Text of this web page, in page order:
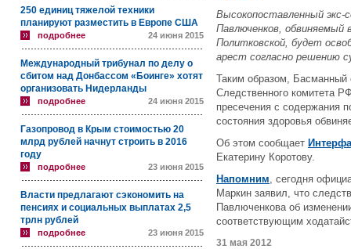
250 единиц тяжелой техники
планируют разместить в Европе США
подробнее 24 июня 2015
Международный трибунал по делу о
сбитом над Донбассом «Боинге» хотят
организовать Нидерланды
подробнее 24 июня 2015
Газопровод в Крым стоимостью 20
млрд рублей начнут строить в 2016
году
подробнее 23 июня 2015
Власти предлагают сэкономить на
пенсиях и социальных выплатах 2,5
трлн рублей
подробнее 23 июня 2015
Высокопоставленный
Павлюченков, обвиняемый
Политковской, будет
арест согласно решению
Таким образом, Басманный
Следственного комитета
пресечения с содержания
состояния здоровья
Об этом сообщает
Екатерину Коротову.
Напомним, сегодня
Маркин заявил, что
Павлюченкова об
соответствующим
31 мая 2012